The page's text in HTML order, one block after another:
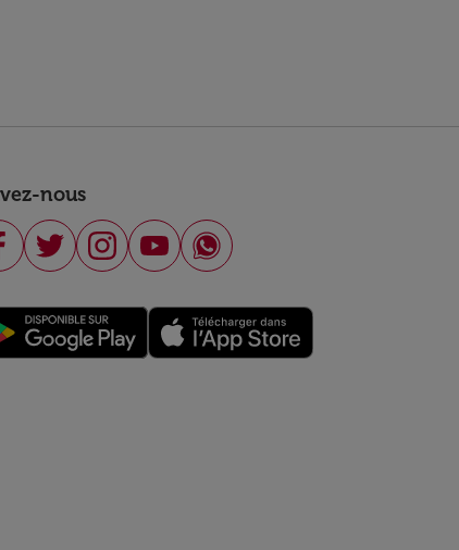
nous